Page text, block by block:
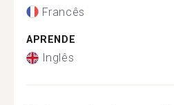
Francês
APRENDE
Inglês